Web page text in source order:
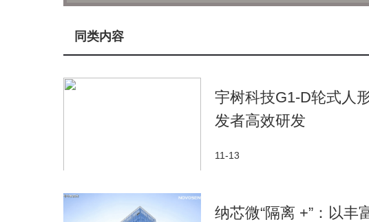
舰平台都在游戏中展现出了惊人的性能飞跃。八年间，骁
提升了近8倍，推动了移动游戏画质和体验的跨越式提升。
从《原神》到《鸣潮》，再到《无限暖暖》，3D+高画
切的背后，离不开移动平台性能的持续升级。高通在骁龙8
家带来全新的沉浸式社交体验。在《无限暖暖》中，骁龙游
同类内容
宇树科技G1-D轮式人
发者高效研发
11-13
纳芯微“隔离 +”：以